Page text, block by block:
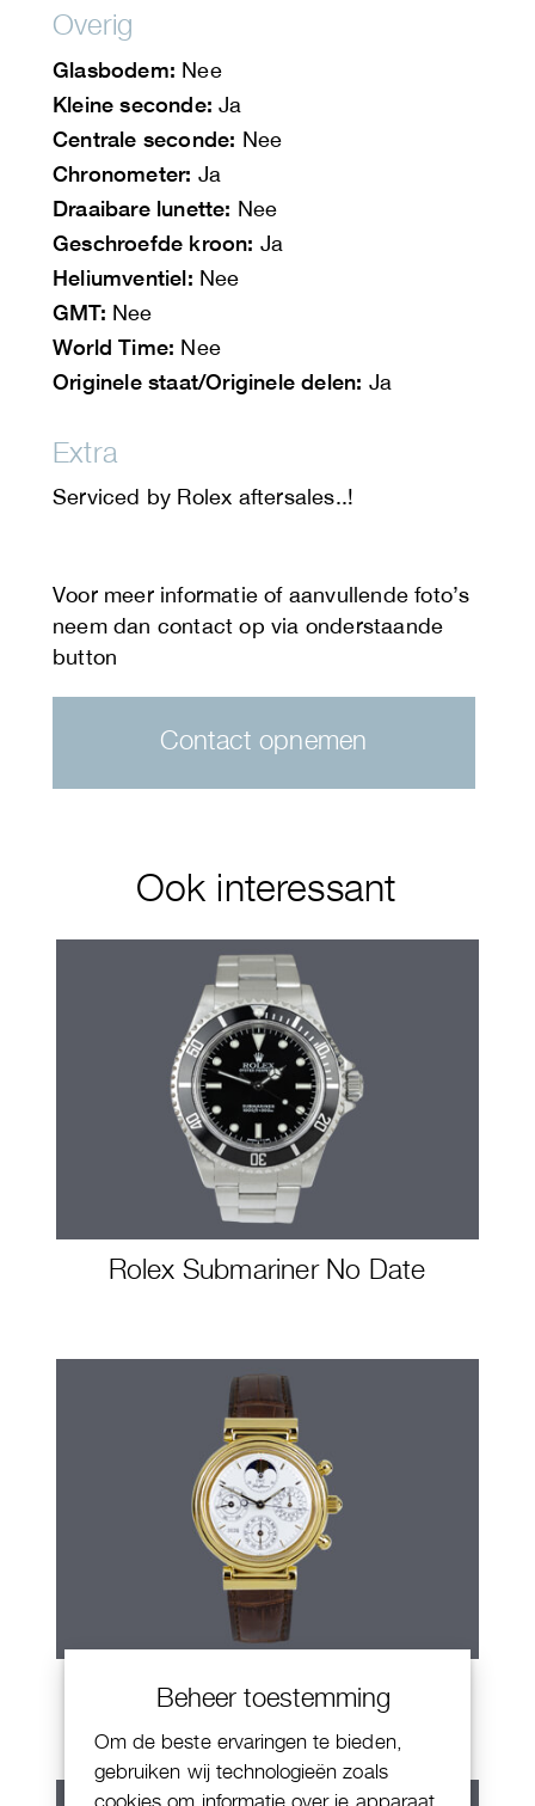
Beheer toestemming
Om de beste ervaringen te bieden,
gebruiken wij technologieën zoals
cookies om informatie over je apparaat
Overig
Glasbodem: Nee
Kleine seconde: Ja
Centrale seconde: Nee
Chronometer: Ja
Draaibare lunette: Nee
Geschroefde kroon: Ja
Heliumventiel: Nee
GMT: Nee
World Time: Nee
Originele staat/Originele delen: Ja
Extra
Serviced by Rolex aftersales..!
Contact opnemen
Ook interessant
Rolex Submariner No Date
IWC Da Vinci